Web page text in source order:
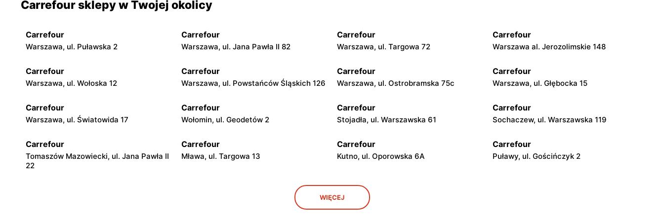
Carrefour sklepy w Twojej okolicy
Carrefour
Warszawa, ul. Puławska 2
Carrefour
Warszawa, ul. Jana Pawła II 82
Carrefour
Warszawa, ul. Targowa 72
Carrefour
Warszawa al. Jerozolimskie 148
Carrefour
Warszawa, ul. Wołoska 12
Carrefour
Warszawa, ul. Powstańców Śląskich 126
Carrefour
Warszawa, ul. Ostrobramska 75c
Carrefour
Warszawa, ul. Głębocka 15
Carrefour
Warszawa, ul. Światowida 17
Carrefour
Wołomin, ul. Geodetów 2
Carrefour
Stojadła, ul. Warszawska 61
Carrefour
Sochaczew, ul. Warszawska 119
Carrefour
Tomaszów Mazowiecki, ul. Jana Pawła II
22
Carrefour
Mława, ul. Targowa 13
Carrefour
Kutno, ul. Oporowska 6A
Carrefour
Puławy, ul. Gościńczyk 2
Carrefour
Łódź al. Ks. Bp. Władysława
Bandurskiego 49
WIĘCEJ